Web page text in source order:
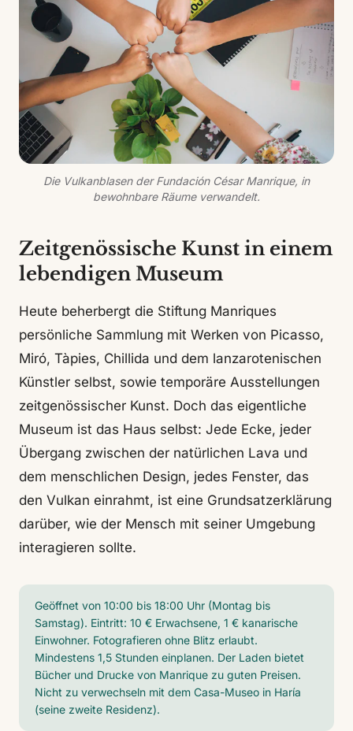
Die Vulkanblasen der Fundación César Manrique, in
bewohnbare Räume verwandelt.
Zeitgenössische Kunst in einem
lebendigen Museum
Heute beherbergt die Stiftung Manriques
persönliche Sammlung mit Werken von Picasso,
Miró, Tàpies, Chillida und dem lanzarotenischen
Künstler selbst, sowie temporäre Ausstellungen
zeitgenössischer Kunst. Doch das eigentliche
Museum ist das Haus selbst: Jede Ecke, jeder
Übergang zwischen der natürlichen Lava und
dem menschlichen Design, jedes Fenster, das
den Vulkan einrahmt, ist eine Grundsatzerklärung
darüber, wie der Mensch mit seiner Umgebung
interagieren sollte.
Geöffnet von 10:00 bis 18:00 Uhr (Montag bis
Samstag). Eintritt: 10 € Erwachsene, 1 € kanarische
Einwohner. Fotografieren ohne Blitz erlaubt.
Mindestens 1,5 Stunden einplanen. Der Laden bietet
Bücher und Drucke von Manrique zu guten Preisen.
Nicht zu verwechseln mit dem Casa-Museo in Haría
(seine zweite Residenz).